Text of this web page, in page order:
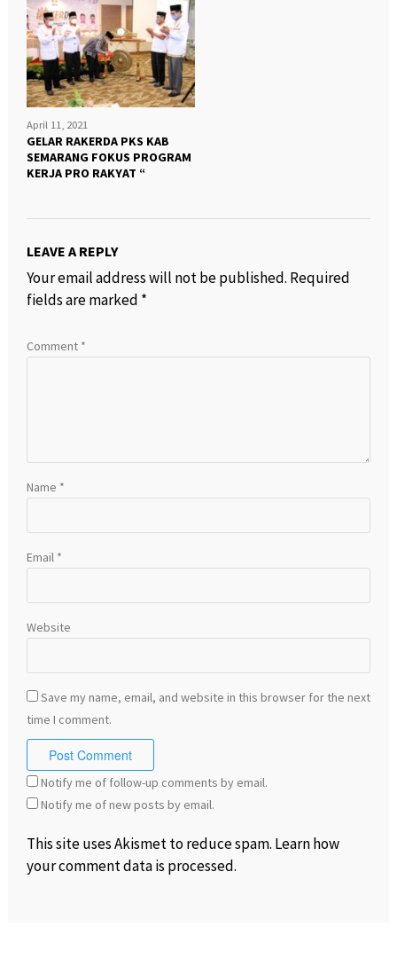
April 11, 2021
GELAR RAKERDA PKS KAB
SEMARANG FOKUS PROGRAM
KERJA PRO RAKYAT “
LEAVE A REPLY
Your email address will not be published. Required
fields are marked *
Comment *
Name *
Email *
Website
Save my name, email, and website in this browser for the next
time I comment.
Notify me of follow-up comments by email.
Notify me of new posts by email.
This site uses Akismet to reduce spam. Learn how
your comment data is processed.